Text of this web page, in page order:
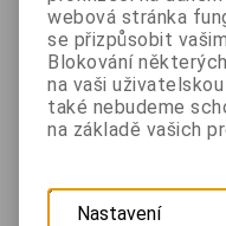
webová stránka
se přizpůsobit
Blokování
na vaši
také nebudeme
na základě vašich
Nastavení